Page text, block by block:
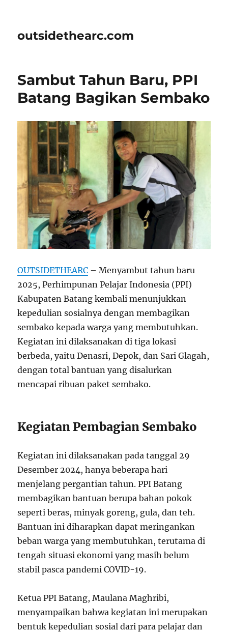
outsidethearc.com
Sambut Tahun Baru, PPI
Batang Bagikan Sembako
OUTSIDETHEARC – Menyambut tahun baru
2025, Perhimpunan Pelajar Indonesia (PPI)
Kabupaten Batang kembali menunjukkan
kepedulian sosialnya dengan membagikan
sembako kepada warga yang membutuhkan.
Kegiatan ini dilaksanakan di tiga lokasi
berbeda, yaitu Denasri, Depok, dan Sari Glagah,
dengan total bantuan yang disalurkan
mencapai ribuan paket sembako.
Kegiatan Pembagian Sembako
Kegiatan ini dilaksanakan pada tanggal 29
Desember 2024, hanya beberapa hari
menjelang pergantian tahun. PPI Batang
membagikan bantuan berupa bahan pokok
seperti beras, minyak goreng, gula, dan teh.
Bantuan ini diharapkan dapat meringankan
beban warga yang membutuhkan, terutama di
tengah situasi ekonomi yang masih belum
stabil pasca pandemi COVID-19.
Ketua PPI Batang, Maulana Maghribi,
menyampaikan bahwa kegiatan ini merupakan
bentuk kepedulian sosial dari para pelajar dan